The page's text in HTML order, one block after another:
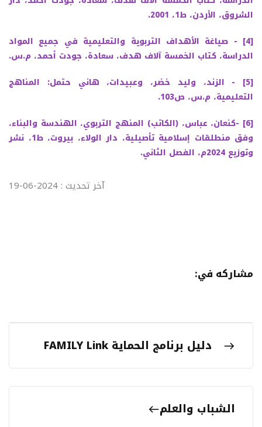
الشروق، الأردن، ط1، 2001.
[4]
- صياغة الأهداف التربوية والتعليمية في جميع المواد
الدراسة، كتاب الخمسة آلاف هدف، سعادة، جودت أحمد، م.س.
[5]
- الزند، وليد خضر، وعبيدات، هاني حتمل: المناهج
التعليمية، م.س، ص103.
[6]
-كنعان، عباس، (الكاتب) المنهج التربوي، الهندسة والبناء،
وفق منطلقات إسلامية تأصيلية، دار الولاء، بيروت، ط1، نشر
وتوزيع 2024م، الفصل الثاني.
آخر تحديث : 2024-06-19
مشاركه في:
دليل برنامج الحماية FAMILY Link
الشباب والعلم